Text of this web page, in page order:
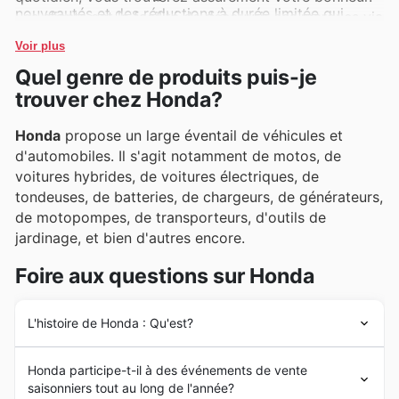
Les clients ont la facilité de découvrir ces marques via
les prospectus hebdomadaires de Honda, leurs
catalogues en ligne et les promotions exclusives qui y
sont régulièrement présentées, permettant ainsi de
réaliser des achats avantageux.
nouveautés et des réductions à durée limitée qui
Voir plus
Quel genre de produits puis-je
trouver chez Honda?
Honda propose un large éventail de véhicules et
d'automobiles. Il s'agit notamment de motos, de
voitures hybrides, de voitures électriques, de
tondeuses, de batteries, de chargeurs, de générateurs,
de motopompes, de transporteurs, d'outils de
jardinage, et bien d'autres encore.
Foire aux questions sur Honda
L'histoire de Honda : Qu'est?
Hamamatsu, au Japon. Depuis 1959,Hondaest le plus
grand fabricant de motos au monde, atteignant une
Honda participe-t-il à des événements de vente
saisonniers tout au long de l'année?